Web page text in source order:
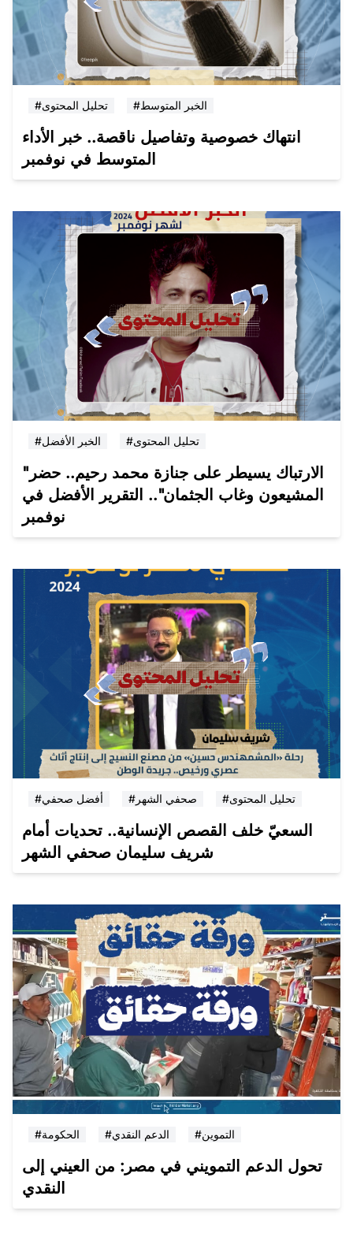
#تحليل المحتوى #الخبر المتوسط
انتهاك خصوصية وتفاصيل ناقصة.. خبر الأداء
المتوسط في نوفمبر
#الخبر الأفضل #تحليل المحتوى
"الارتباك يسيطر على جنازة محمد رحيم.. حضر
المشيعون وغاب الجثمان".. التقرير الأفضل في
نوفمبر
#أفضل صحفي #صحفي الشهر #تحليل المحتوى
السعيّ خلف القصص الإنسانية.. تحديات أمام
شريف سليمان صحفي الشهر
#الحكومة #الدعم النقدي #التموين
تحول الدعم التمويني في مصر: من العيني إلى
النقدي